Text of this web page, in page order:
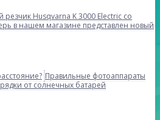
резчик Husqvarna K 3000 Electric со
в нашем магазине представлен новый
Правильные фотоаппараты
от солнечных батарей